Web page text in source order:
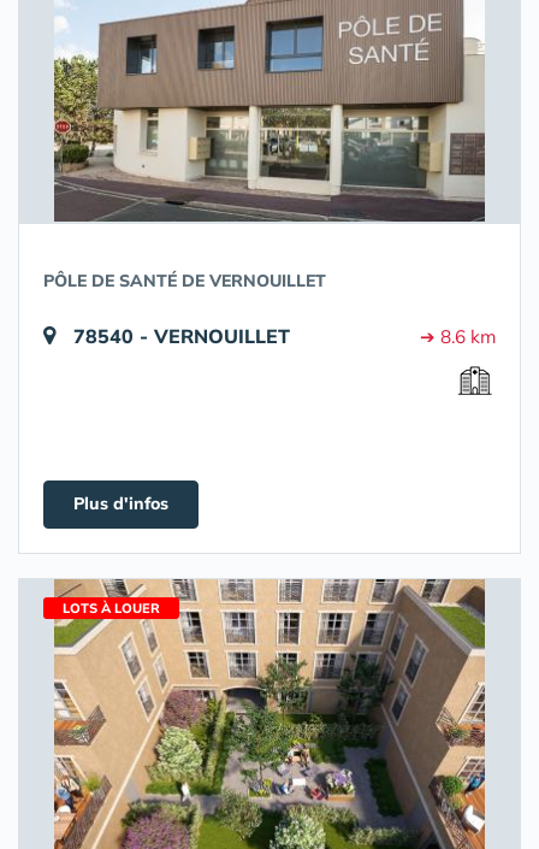
PÔLE DE SANTÉ DE VERNOUILLET
78540 - VERNOUILLET ➔ 8.6 km
Plus d'infos
LOTS À LOUER